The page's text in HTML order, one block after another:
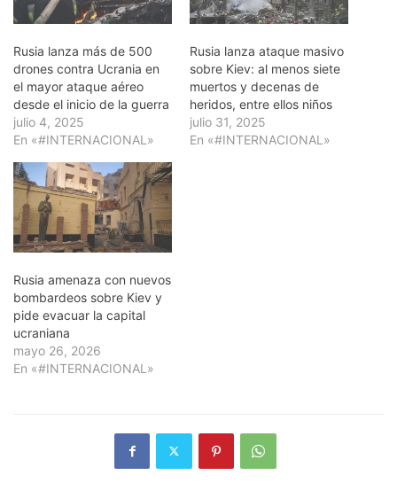
Rusia lanza más de 500
drones contra Ucrania en
el mayor ataque aéreo
desde el inicio de la guerra
julio 4, 2025
En «#INTERNACIONAL»
Rusia lanza ataque masivo
sobre Kiev: al menos siete
muertos y decenas de
heridos, entre ellos niños
julio 31, 2025
En «#INTERNACIONAL»
Rusia amenaza con nuevos
bombardeos sobre Kiev y
pide evacuar la capital
ucraniana
mayo 26, 2026
En «#INTERNACIONAL»